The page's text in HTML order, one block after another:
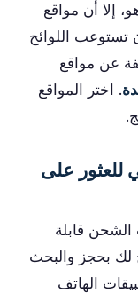
إلا أن مواقع
تستوعب اللوائح
عن مواقع
. اختر المواقع
للعثور على
قابلة
لك بحجز والبحث
الهاتف